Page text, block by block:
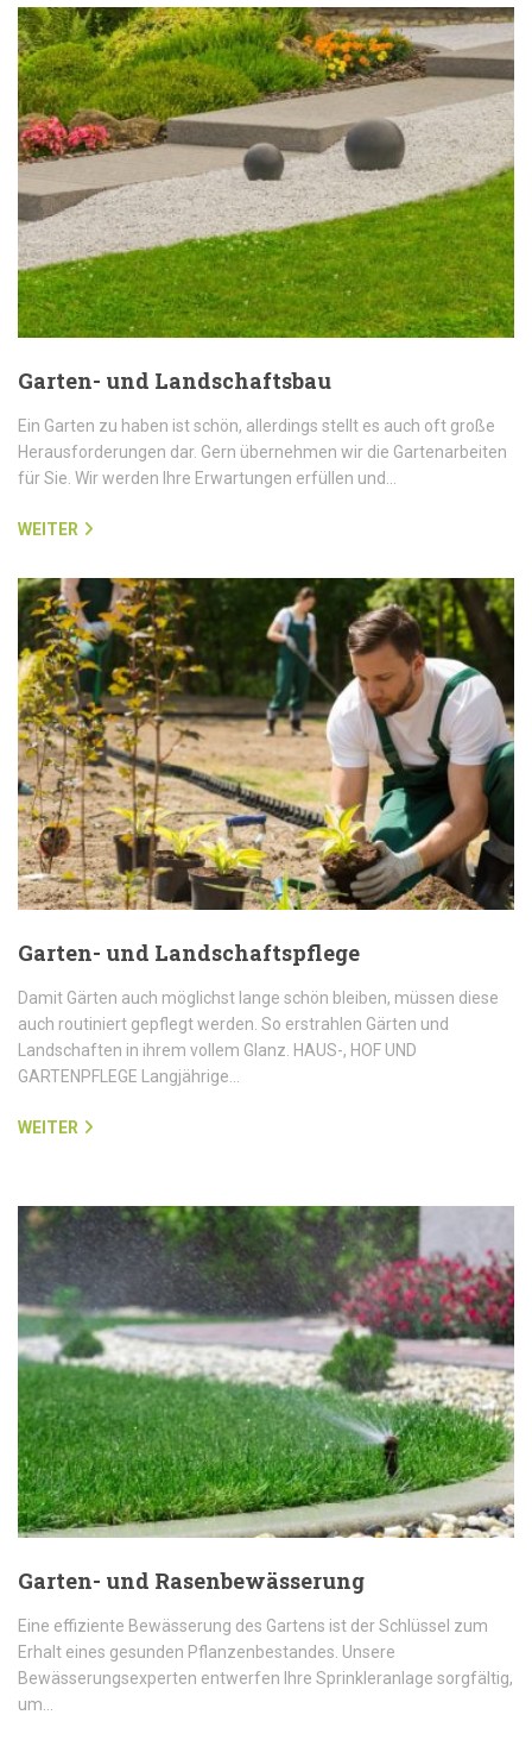
Garten- und Landschaftsbau
Ein Garten zu haben ist schön, allerdings stellt es auch oft große
Herausforderungen dar. Gern übernehmen wir die Gartenarbeiten
für Sie. Wir werden Ihre Erwartungen erfüllen und…
WEITER
Garten- und Landschaftspflege
Damit Gärten auch möglichst lange schön bleiben, müssen diese
auch routiniert gepflegt werden. So erstrahlen Gärten und
Landschaften in ihrem vollem Glanz. HAUS-, HOF UND
GARTENPFLEGE Langjährige…
WEITER
Garten- und Rasenbewässerung
Eine effiziente Bewässerung des Gartens ist der Schlüssel zum
Erhalt eines gesunden Pflanzenbestandes. Unsere
Bewässerungsexperten entwerfen Ihre Sprinkleranlage sorgfältig,
um…